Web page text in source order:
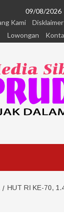
09/08/2026
Kami Disklaimer
Lowongan
HUT RI KE-70,